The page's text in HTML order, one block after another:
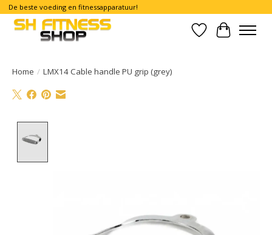
De beste voeding en fitnessapparatuur!
Verlanglijst
Home / LMX14 Cable handle PU grip (grey)